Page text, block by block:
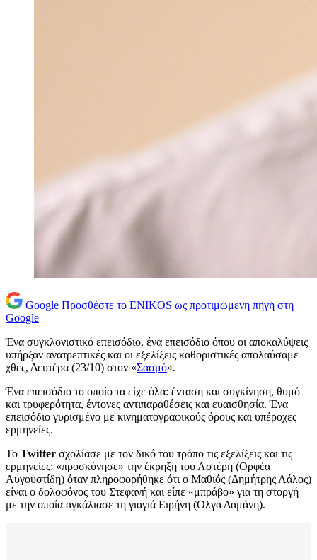
Google Προσθέστε το ENIKOS ως προτιμώμενη πηγή στη
Google
Ένα συγκλονιστικό επεισόδιο, ένα επεισόδιο όπου οι αποκαλύψεις
υπήρξαν ανατρεπτικές και οι εξελίξεις καθοριστικές απολαύσαμε
χθες, Δευτέρα (23/10) στον «Σασμό».
Ένα επεισόδιο το οποίο τα είχε όλα: ένταση και συγκίνηση, θυμό
και τρυφερότητα, έντονες αντιπαραθέσεις και ευαισθησία. Ένα
επεισόδιο γυρισμένο με κινηματογραφικούς όρους και υπέροχες
ερμηνείες.
Το Twitter σχολίασε με τον δικό του τρόπο τις εξελίξεις και τις
ερμηνείες: «προσκύνησε» την έκρηξη του Αστέρη (Ορφέα
Αυγουστίδη) όταν πληροφορήθηκε ότι ο Μαθιός (Δημήτρης Λάλος)
είναι ο δολοφόνος του Στεφανή και είπε «μπράβο» για τη στοργή
με την οποία αγκάλιασε τη γιαγιά Ειρήνη (Όλγα Δαμάνη).